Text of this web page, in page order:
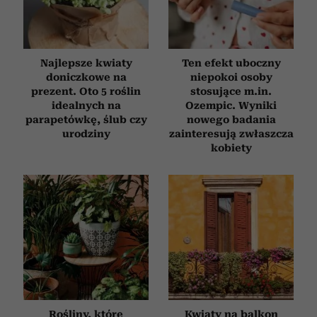
Najlepsze kwiaty
doniczkowe na
prezent. Oto 5 roślin
idealnych na
parapetówkę, ślub czy
urodziny
Ten efekt uboczny
niepokoi osoby
stosujące m.in.
Ozempic. Wyniki
nowego badania
zainteresują zwłaszcza
kobiety
Rośliny, które Kwiaty na balkon